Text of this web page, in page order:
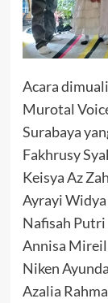
Acara
Murotal
Surabaya
Fakhrusy
Keisya Az
Ayrayi Widya
Nafisah
Annisa
Niken
Azalia